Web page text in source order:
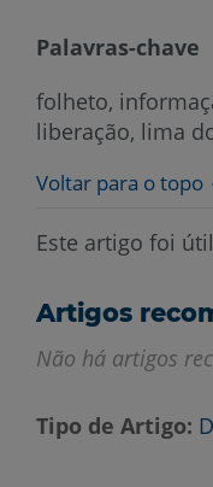
Palavras-chave
folheto,
liberação, lima
Voltar para o topo
Este artigo foi
Artigos
Não há artigos
Tipo de Artigo